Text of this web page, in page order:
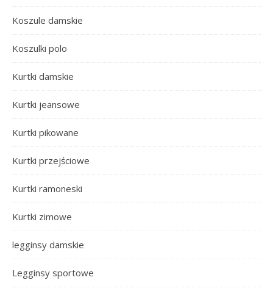
Koszule damskie
Koszulki polo
Kurtki damskie
Kurtki jeansowe
Kurtki pikowane
Kurtki przejściowe
Kurtki ramoneski
Kurtki zimowe
legginsy damskie
Legginsy sportowe